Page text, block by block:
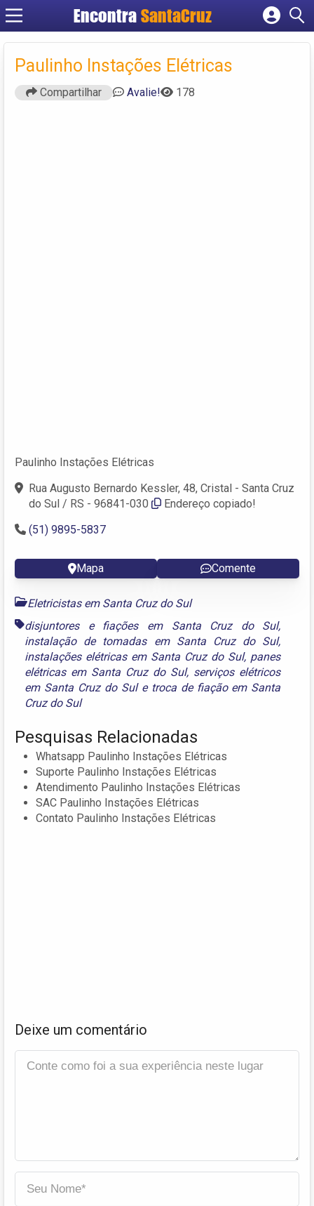
Encontra
Cadastrar empresa
Criar conta
Paulinho Instações Elétricas
Compartilhar Avalie! 178
Paulinho Instações Elétricas
Rua Augusto Bernardo Kessler, 48, Cristal - Santa Cruz
do Sul / RS - 96841-030
Endereço copiado!
(51) 9895-5837
Mapa Comente
Eletricistas em Santa Cruz do Sul
disjuntores e fiações em Santa Cruz do Sul,
instalação de tomadas em Santa Cruz do Sul,
instalações elétricas em Santa Cruz do Sul, panes
elétricas em Santa Cruz do Sul, serviços elétricos
em Santa Cruz do Sule troca de fiação em Santa
Cruz do Sul
Pesquisas Relacionadas
Whatsapp Paulinho Instações Elétricas
Suporte Paulinho Instações Elétricas
Atendimento Paulinho Instações Elétricas
SAC Paulinho Instações Elétricas
Contato Paulinho Instações Elétricas
Deixe um comentário